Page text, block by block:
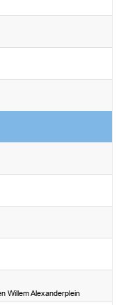
Willem Alexanderplein